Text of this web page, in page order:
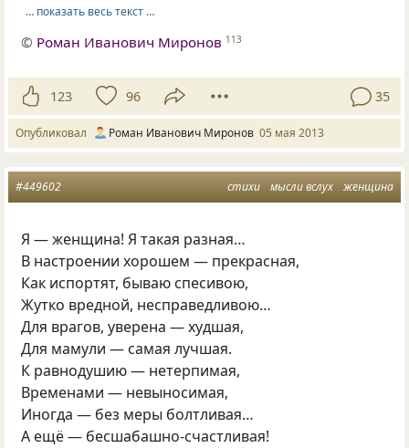
… показать весь текст …
© Роман Иванович Миронов 113
123 96 35
Опубликовал Роман Иванович Миронов 05 мая 2013
стихи мысли вслух женщина
#449602
Я — женщина! Я такая разная…
В настроении хорошем — прекрасная,
Как испортят, бываю спесивою,
Жутко вредной, несправедливою…
Для врагов, уверена — худшая,
Для мамули — самая лучшая.
К равнодушию — нетерпимая,
Временами — невыносимая,
Иногда — без меры болтливая…
А ещё — бесшабашно-счастливая!